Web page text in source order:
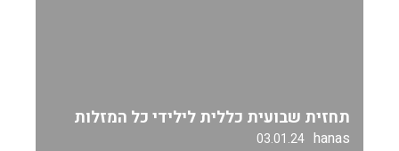
תחזית שבועית כללית לילידי כל המזלות
hanas
03.01.24